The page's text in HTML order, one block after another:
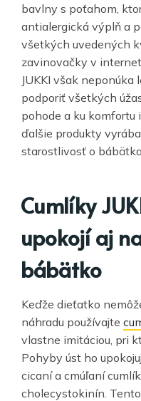
bavlny s poťahom,
antialergická výplň a
všetkých uvedených
zavinovačky v
JUKKI však neponúka
podporiť všetkých
pohode a ku komfortu
ďalšie produkty
starostlivosť o
Cumlíky
upokojí aj
bábätko
Keďže dieťatko
náhradu používajte
vlastne imitáciou, pri
Pohyby úst ho
cicaní a cmúľaní
cholecystokinín.